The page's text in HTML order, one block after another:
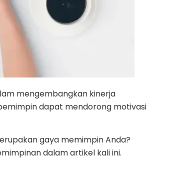
mengembangkan kinerja
dapat mendorong motivasi
gaya memimpin Anda?
dalam artikel kali ini.